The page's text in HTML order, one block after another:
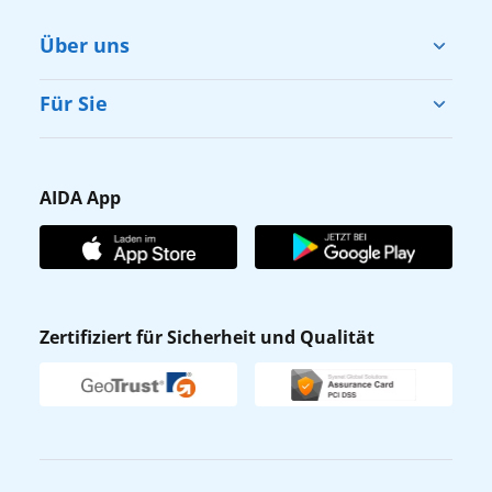
Über uns
Cruise & Help
Karriere
Affiliateprogramm
Verhaltens- & Ethikkodex
Newsletter
Für Sie
Gästefragebogen
AIDA Club
AIDA App
Zertifiziert für Sicherheit und Qualität